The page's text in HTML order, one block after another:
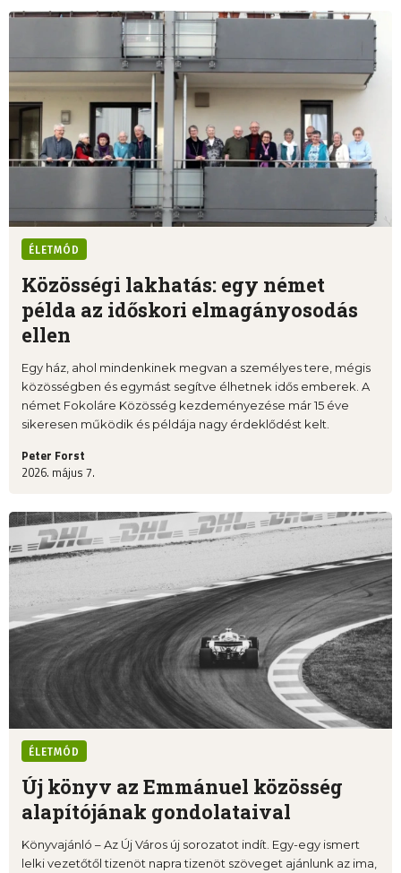
ÉLETMÓD
Közösségi lakhatás: egy német
példa az időskori elmagányosodás
ellen
Egy ház, ahol mindenkinek megvan a személyes tere, mégis
közösségben és egymást segítve élhetnek idős emberek. A
német Fokoláre Közösség kezdeményezése már 15 éve
sikeresen működik és példája nagy érdeklődést kelt.
Peter Forst
2026. május 7.
ÉLETMÓD
Új könyv az Emmánuel közösség
alapítójának gondolataival
Könyvajánló – Az Új Város új sorozatot indít. Egy-egy ismert
lelki vezetőtől tizenöt napra tizenöt szöveget ajánlunk az ima,